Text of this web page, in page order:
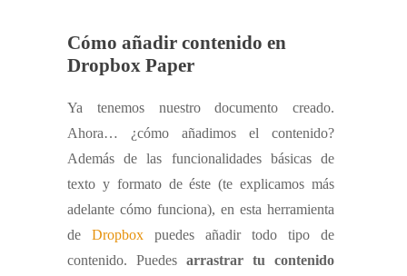
Cómo añadir contenido en
Dropbox Paper
Ya tenemos nuestro documento creado.
Ahora… ¿cómo añadimos el contenido?
Además de las funcionalidades básicas de
texto y formato de éste (te explicamos más
adelante cómo funciona), en esta herramienta
de Dropbox puedes añadir todo tipo de
contenido. Puedes arrastrar tu contenido